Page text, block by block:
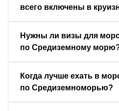
всего включены в
Нужны ли визы для
по Средиземному
Когда лучше ехать в
по Средиземноморью?